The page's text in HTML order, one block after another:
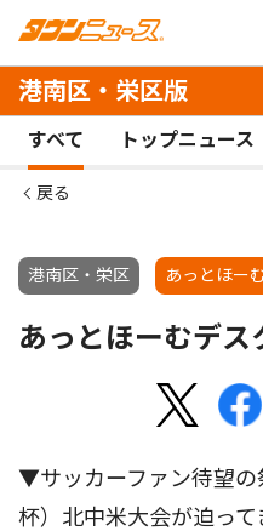
港南区・栄区版
すべて トップニュース
戻る
港南区・栄区 あっとほー
あっとほーむデス
▼サッカーファン待望の
杯）北中米大会が迫っ